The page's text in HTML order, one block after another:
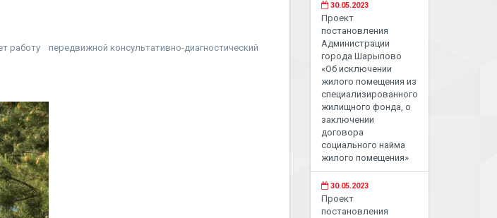
работу передвижной консультативно-диагностический
30.05.2023
Проект
постановления
Администрации
города Шарыпово
«Об исключении
жилого помещения из
специализированного
жилищного фонда, о
заключении
договора
социального найма
жилого помещения»
30.05.2023
Проект
постановления